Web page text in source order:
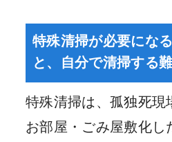
特殊清掃が必要にな
と、自分で清掃する
特殊清掃は、孤独死現
お部屋・ごみ屋敷化し